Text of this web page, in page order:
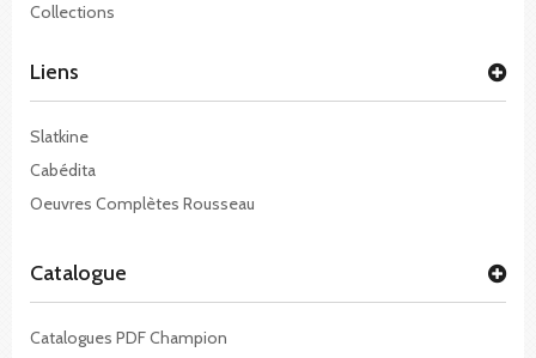
Collections
Liens
Slatkine
Cabédita
Oeuvres Complètes Rousseau
Catalogue
Catalogues PDF Champion